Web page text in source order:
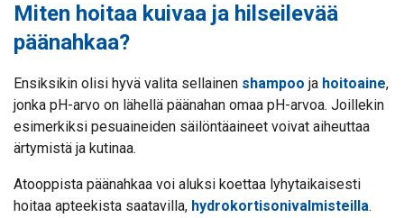
Miten hoitaa kuivaa ja hilseilevää
päänahkaa?
Ensiksikin olisi hyvä valita sellainen shampoo ja hoitoaine,
jonka pH-arvo on lähellä päänahan omaa pH-arvoa. Joillekin
esimerkiksi pesuaineiden säilöntäaineet voivat aiheuttaa
ärtymistä ja kutinaa.
Atooppista päänahkaa voi aluksi koettaa lyhytaikaisesti
hoitaa apteekista saatavilla, hydrokortisonivalmisteilla.